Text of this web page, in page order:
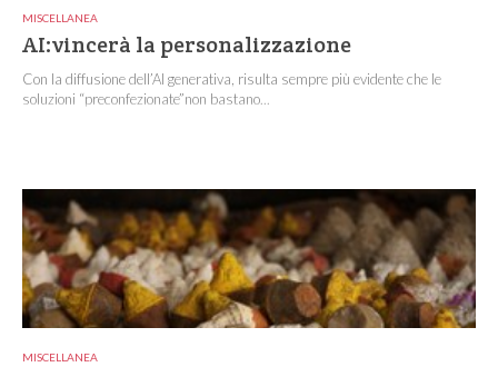
MISCELLANEA
AI:vincerà la personalizzazione
Con la diffusione dell’AI generativa, risulta sempre più evidente che le
soluzioni “preconfezionate”non bastano...
MISCELLANEA